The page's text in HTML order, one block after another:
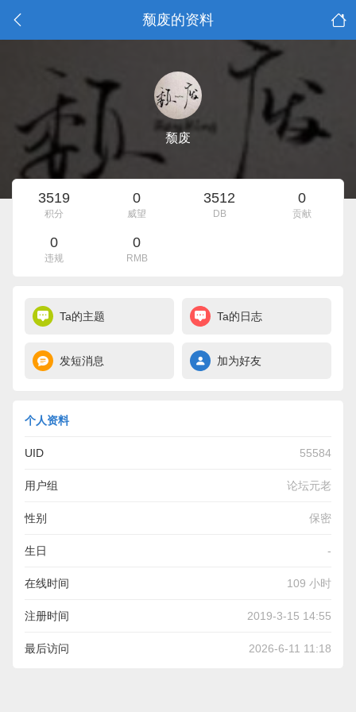
颓废的资料
颓废
3519
积分
0
威望
3512
DB
0
贡献
0
违规
0
RMB
Ta的主题 Ta的日志
发短消息 加为好友
个人资料
UID 55584
用户组 论坛元老
性别 保密
生日 -
在线时间 109 小时
注册时间 2019-3-15 14:55
最后访问 2026-6-11 11:18